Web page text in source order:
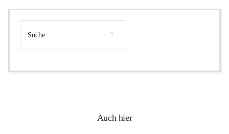
Auch hier